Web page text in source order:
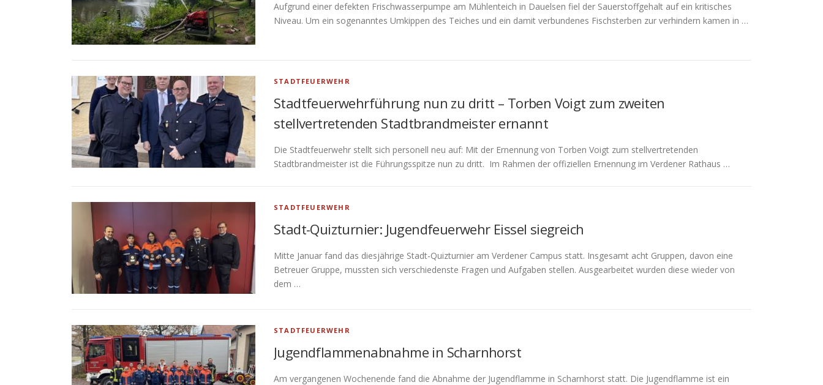
Aufgrund einer defekten Frischwasserpumpe am Mühlenteich in Dauelsen fiel der Sauerstoffgehalt auf ein kritisches
Niveau. Um ein sogenanntes Umkippen des Teiches und ein damit verbundenes Fischsterben zur verhindern kamen in …
STADTFEUERWEHR
Stadtfeuerwehrführung nun zu dritt – Torben Voigt zum zweiten
stellvertretenden Stadtbrandmeister ernannt
Die Stadtfeuerwehr stellt sich personell neu auf: Mit der Ernennung von Torben Voigt zum stellvertretenden
Stadtbrandmeister ist die Führungsspitze nun zu dritt. Im Rahmen der offiziellen Ernennung im Verdener Rathaus …
STADTFEUERWEHR
Stadt-Quizturnier: Jugendfeuerwehr Eissel siegreich
Mitte Januar fand das diesjährige Stadt-Quizturnier am Verdener Campus statt. Insgesamt acht Gruppen, davon eine
Betreuer Gruppe, mussten sich verschiedenste Fragen und Aufgaben stellen. Ausgearbeitet wurden diese wieder von
dem …
STADTFEUERWEHR
Jugendflammenabnahme in Scharnhorst
Am vergangenen Wochenende fand die Abnahme der Jugendflamme in Scharnhorst statt. Die Jugendflamme ist ein